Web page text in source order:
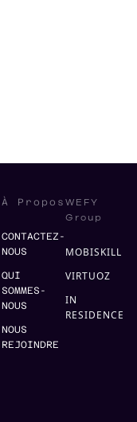
À Propos
CONTACTEZ-
NOUS
QUI
SOMMES-
NOUS
NOUS
REJOINDRE
WEFY
Group
MOBISKILL
VIRTUOZ
IN
RESIDENCE